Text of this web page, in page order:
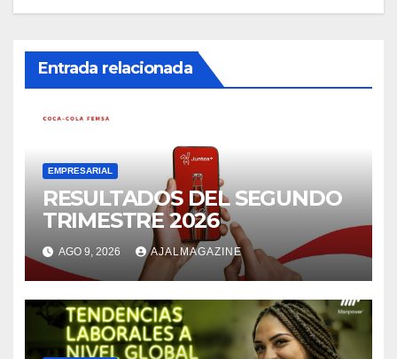
Entrada relacionada
EMPRESARIAL
RESULTADOS DEL SEGUNDO
TRIMESTRE 2026
AGO 9, 2026 AJALMAGAZINE